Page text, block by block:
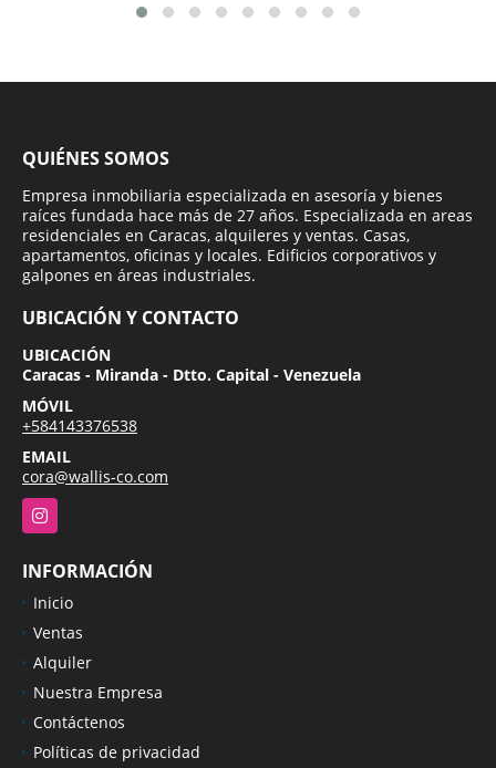
QUIÉNES SOMOS
Empresa inmobiliaria especializada en asesoría y bienes
raíces fundada hace más de 27 años. Especializada en areas
residenciales en Caracas, alquileres y ventas. Casas,
apartamentos, oficinas y locales. Edificios corporativos y
galpones en áreas industriales.
UBICACIÓN Y CONTACTO
UBICACIÓN
Caracas - Miranda - Dtto. Capital - Venezuela
MÓVIL
+584143376538
EMAIL
cora@wallis-co.com
Instagram
INFORMACIÓN
Inicio
Ventas
Alquiler
Nuestra Empresa
Contáctenos
Políticas de privacidad